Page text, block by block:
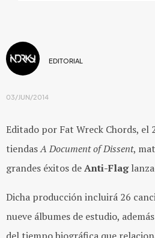
EDITORIAL
03/JUN/2014
Editado por Fat Wreck Chords, el
tiendasA Document of Dissent,
grandes éxitos deAnti-Flag
Dicha producción incluirá 26
nueve álbumes de estudio,